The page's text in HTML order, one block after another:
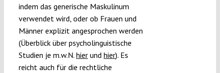
indem das generische Maskulinum
verwendet wird, oder ob Frauen und
Männer explizit angesprochen werden
(Überblick über psycholinguistische
Studien je m.w.N. hierund hier). Es
reicht auch für die rechtliche